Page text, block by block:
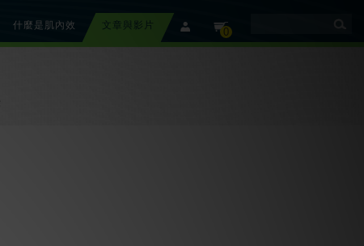
cart 0
member
什麼是肌內效
文章與影片